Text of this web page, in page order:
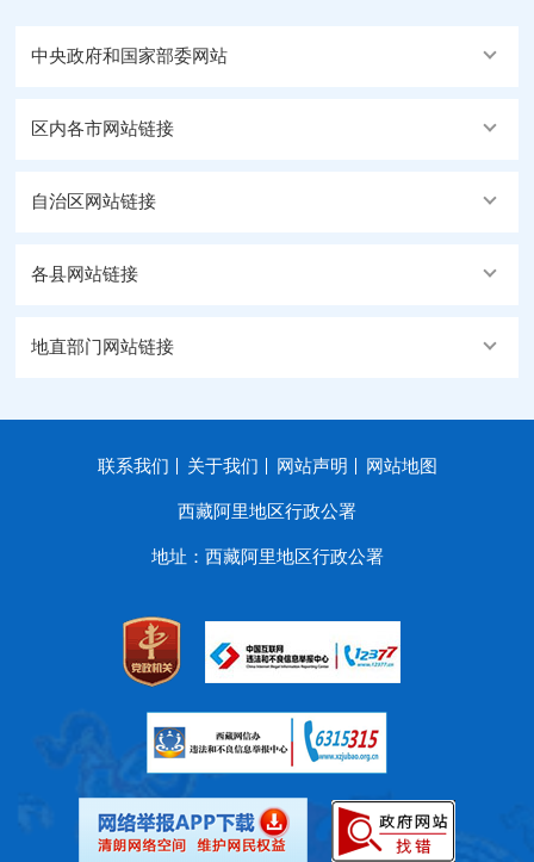
中央政府和国家部委网站
区内各市网站链接
自治区网站链接
各县网站链接
地直部门网站链接
联系我们 关于我们 网站声明 网站地图
西藏阿里地区行政公署
地址：西藏阿里地区行政公署